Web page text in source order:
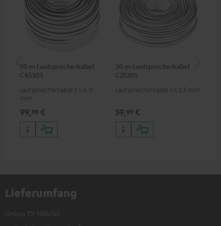
30 m Lautsprecherkabel
C4530S
Lautsprecherkabel 2 x 4,0
mm²
99,99 €
30 m Lautsprecherkabel
C2530S
Lautsprecherkabel 2 x 2,5 mm²
59,99 €
Lieferumfang
Onkyo TX-NR676E